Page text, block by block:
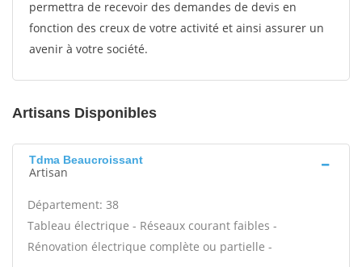
permettra de recevoir des demandes de devis en
fonction des creux de votre activité et ainsi assurer un
avenir à votre société.
Artisans Disponibles
Tdma Beaucroissant
Artisan
Département: 38
Tableau électrique - Réseaux courant faibles -
Rénovation électrique complète ou partielle -